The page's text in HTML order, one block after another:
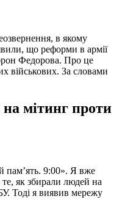
в якому
що реформи в армії
Федорова. Про це
військових. За словами
мітинг проти
пам’ять. 9:00». Я вже
те, як збирали людей на
Тоді я виявив мережу